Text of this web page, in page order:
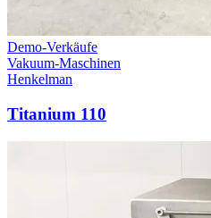
Demo-Verkäufe
Vakuum-Maschinen
Henkelman
Titanium 110